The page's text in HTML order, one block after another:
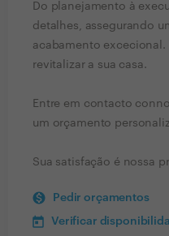
Do planejamento à
detalhes, assegurando
acabamento excecional.
revitalizar a sua casa.
Entre em contacto
um orçamento
Sua satisfação é nossa
Pedir orçamentos
Verificar